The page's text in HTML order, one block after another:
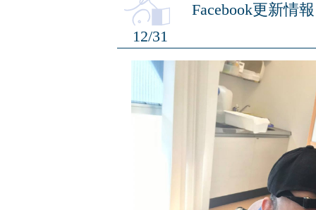
12/31
Facebook更新情報